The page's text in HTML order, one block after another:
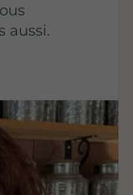
aussi.